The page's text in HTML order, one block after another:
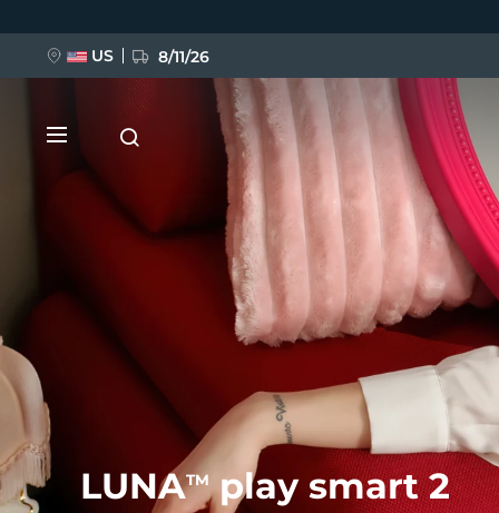
LUNATMplay smart 2
US 8/11/26
FAQ™ Pure Beauty-Tech Elixir
BREAKING NEWS